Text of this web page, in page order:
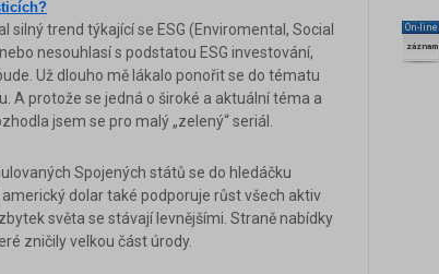
trend týkající se ESG (Enviromental, Social
nesouhlasí s podstatou ESG investování,
Už dlouho mě lákalo ponořit se do tématu
A protože se jedná o široké a aktuální téma a
jsem se pro malý „zelený“ seriál.
Spojených států se do hledáčku
dolar také podporuje růst všech aktiv
světa se stávají levnějšími. Straně nabídky
zničily velkou část úrody.
On-line
záznam